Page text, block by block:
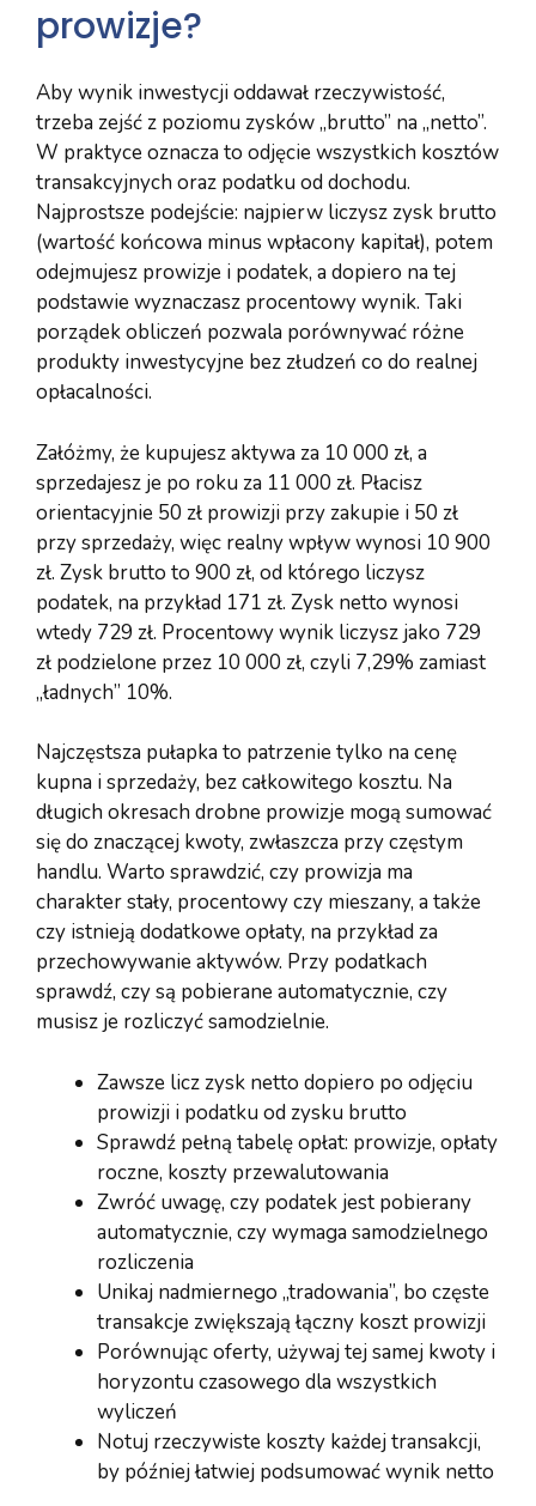
prowizje?
Aby wynik inwestycji oddawał rzeczywistość,
trzeba zejść z poziomu zysków „brutto” na „netto”.
W praktyce oznacza to odjęcie wszystkich kosztów
transakcyjnych oraz podatku od dochodu.
Najprostsze podejście: najpierw liczysz zysk brutto
(wartość końcowa minus wpłacony kapitał), potem
odejmujesz prowizje i podatek, a dopiero na tej
podstawie wyznaczasz procentowy wynik. Taki
porządek obliczeń pozwala porównywać różne
produkty inwestycyjne bez złudzeń co do realnej
opłacalności.
Załóżmy, że kupujesz aktywa za 10 000 zł, a
sprzedajesz je po roku za 11 000 zł. Płacisz
orientacyjnie 50 zł prowizji przy zakupie i 50 zł
przy sprzedaży, więc realny wpływ wynosi 10 900
zł. Zysk brutto to 900 zł, od którego liczysz
podatek, na przykład 171 zł. Zysk netto wynosi
wtedy 729 zł. Procentowy wynik liczysz jako 729
zł podzielone przez 10 000 zł, czyli 7,29% zamiast
„ładnych” 10%.
Najczęstsza pułapka to patrzenie tylko na cenę
kupna i sprzedaży, bez całkowitego kosztu. Na
długich okresach drobne prowizje mogą sumować
się do znaczącej kwoty, zwłaszcza przy częstym
handlu. Warto sprawdzić, czy prowizja ma
charakter stały, procentowy czy mieszany, a także
czy istnieją dodatkowe opłaty, na przykład za
przechowywanie aktywów. Przy podatkach
sprawdź, czy są pobierane automatycznie, czy
musisz je rozliczyć samodzielnie.
Zawsze licz zysk netto dopiero po odjęciu
prowizji i podatku od zysku brutto
Sprawdź pełną tabelę opłat: prowizje, opłaty
roczne, koszty przewalutowania
Zwróć uwagę, czy podatek jest pobierany
automatycznie, czy wymaga samodzielnego
rozliczenia
Unikaj nadmiernego „tradowania”, bo częste
transakcje zwiększają łączny koszt prowizji
Porównując oferty, używaj tej samej kwoty i
horyzontu czasowego dla wszystkich
wyliczeń
Notuj rzeczywiste koszty każdej transakcji,
by później łatwiej podsumować wynik netto